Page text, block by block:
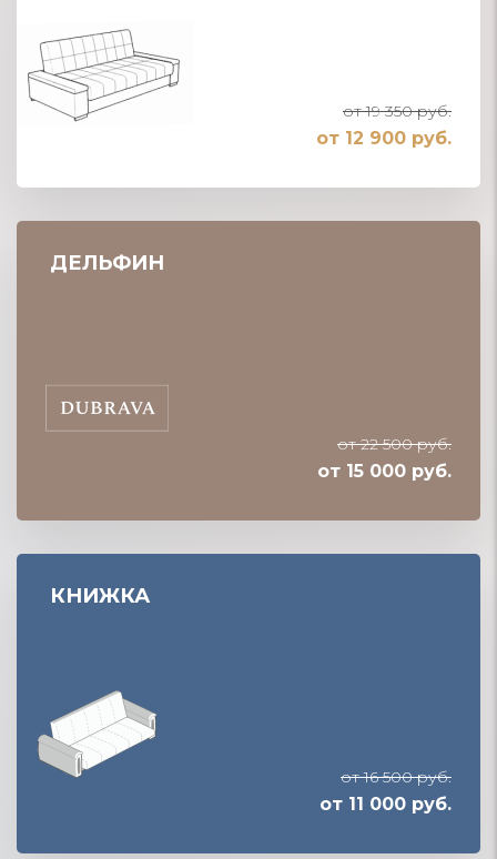
от 19 350 руб.
от 12 900 руб.
ДЕЛЬФИН
от 22 500 руб.
от 15 000 руб.
КНИЖКА
от 16 500 руб.
от 11 000 руб.